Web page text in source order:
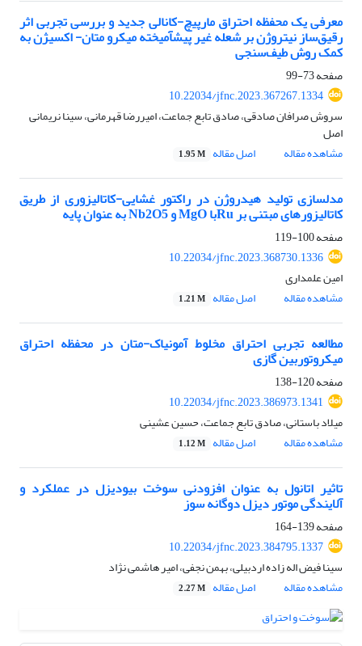
معرفی یک محفظه احتراق مارپیچ-کانالی جدید و بررسی تجربی اثر
رقیق‌ساز نیتروژن بر شعله غیر پیشآمیخته میکرو متان- اکسیژن به
کمک روش طیف‌سنجی
صفحه73-99
10.22034/jfnc.2023.367267.1334
سروش صرافان صادقی، صادق تابع جماعت، امیررضا قهرمانی، سینا نریمانی
اصل
مشاهده مقاله
اصل مقاله 1.95 M
مدلسازی تولید هیدروژن در راکتور غشایی-کاتالیزوری از طریق
کاتالیزورهای مبتنی بر Ruبا MgO و Nb2O5 به عنوان پایه
صفحه100-119
10.22034/jfnc.2023.368730.1336
امین علمداری
مشاهده مقاله
اصل مقاله 1.21 M
مطالعه تجربی احتراق مخلوط آمونیاک-متان در محفظه احتراق
میکروتوربین گازی
صفحه120-138
10.22034/jfnc.2023.386973.1341
میلاد باستانی، صادق تابع جماعت، حسین عشینی
مشاهده مقاله
اصل مقاله 1.12 M
تاثیر اتانول به عنوان افزودنی سوخت بیودیزل در عملکرد و
آلایندگی موتور دیزل دوگانه سوز
صفحه139-164
10.22034/jfnc.2023.384795.1337
سینا فیض اله زاده اردبیلی، بهمن نجفی، امیر هاشمی نژاد
مشاهده مقاله
اصل مقاله 2.27 M